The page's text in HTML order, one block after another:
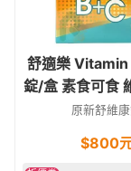
舒適樂
錠/盒 素食可食
原新舒維
$800